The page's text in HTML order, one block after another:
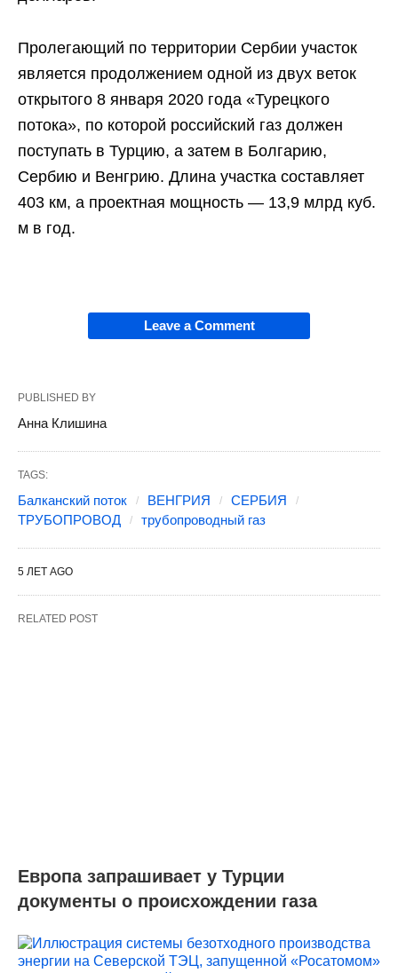
Пролегающий по территории Сербии участок
является продолжением одной из двух веток
открытого 8 января 2020 года «Турецкого
потока», по которой российский газ должен
поступать в Турцию, а затем в Болгарию,
Сербию и Венгрию. Длина участка составляет
403 км, а проектная мощность — 13,9 млрд куб.
м в год.
Leave a Comment
PUBLISHED BY
Анна Клишина
TAGS:
Балканский поток ВЕНГРИЯ
СЕРБИЯ
ТРУБОПРОВОД
трубопроводный газ
5 ЛЕТ AGO
RELATED POST
Европа запрашивает у Турции
документы о происхождении газа